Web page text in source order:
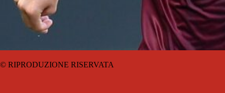
© RIPRODUZIONE RISERVATA